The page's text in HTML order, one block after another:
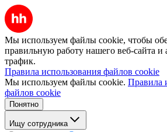
Мы используем файлы cookie, чтобы
правильную работу нашего веб-сайта и
трафик.
Правила использования файлов cookie
Мы используем файлы cookie. Правила
файлов cookie
Понятно
Ищу сотрудника